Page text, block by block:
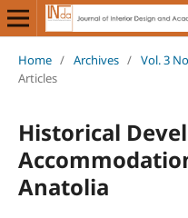
Home / Archives / Vol. 3
Articles
Historical
Anatolia